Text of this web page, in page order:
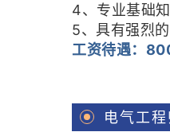
4、专业基础
5、具有强烈
工资待遇：
电气工